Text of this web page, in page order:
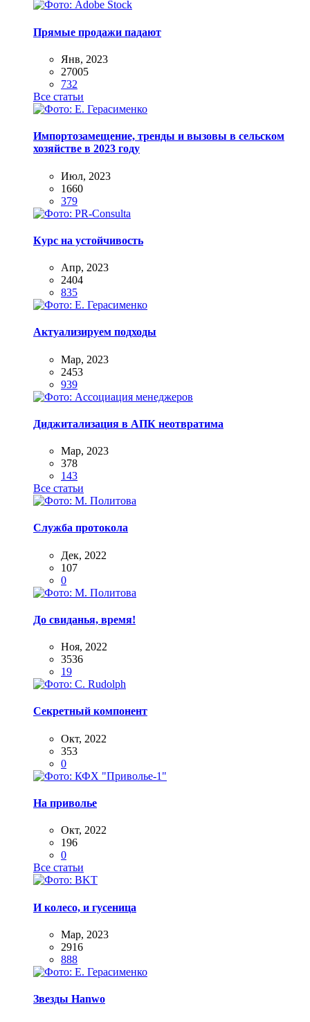
Прямые продажи падают
Янв, 2023
27005
732
Все статьи
Импортозамещение, тренды и вызовы в сельском
хозяйстве в 2023 году
Июл, 2023
1660
379
Курс на устойчивость
Апр, 2023
2404
835
Актуализируем подходы
Мар, 2023
2453
939
Диджитализация в АПК неотвратима
Мар, 2023
378
143
Все статьи
Служба протокола
Дек, 2022
107
0
До свиданья, время!
Ноя, 2022
3536
19
Секретный компонент
Окт, 2022
353
0
На приволье
Окт, 2022
196
0
Все статьи
И колесо, и гусеница
Мар, 2023
2916
888
Звезды Hanwo